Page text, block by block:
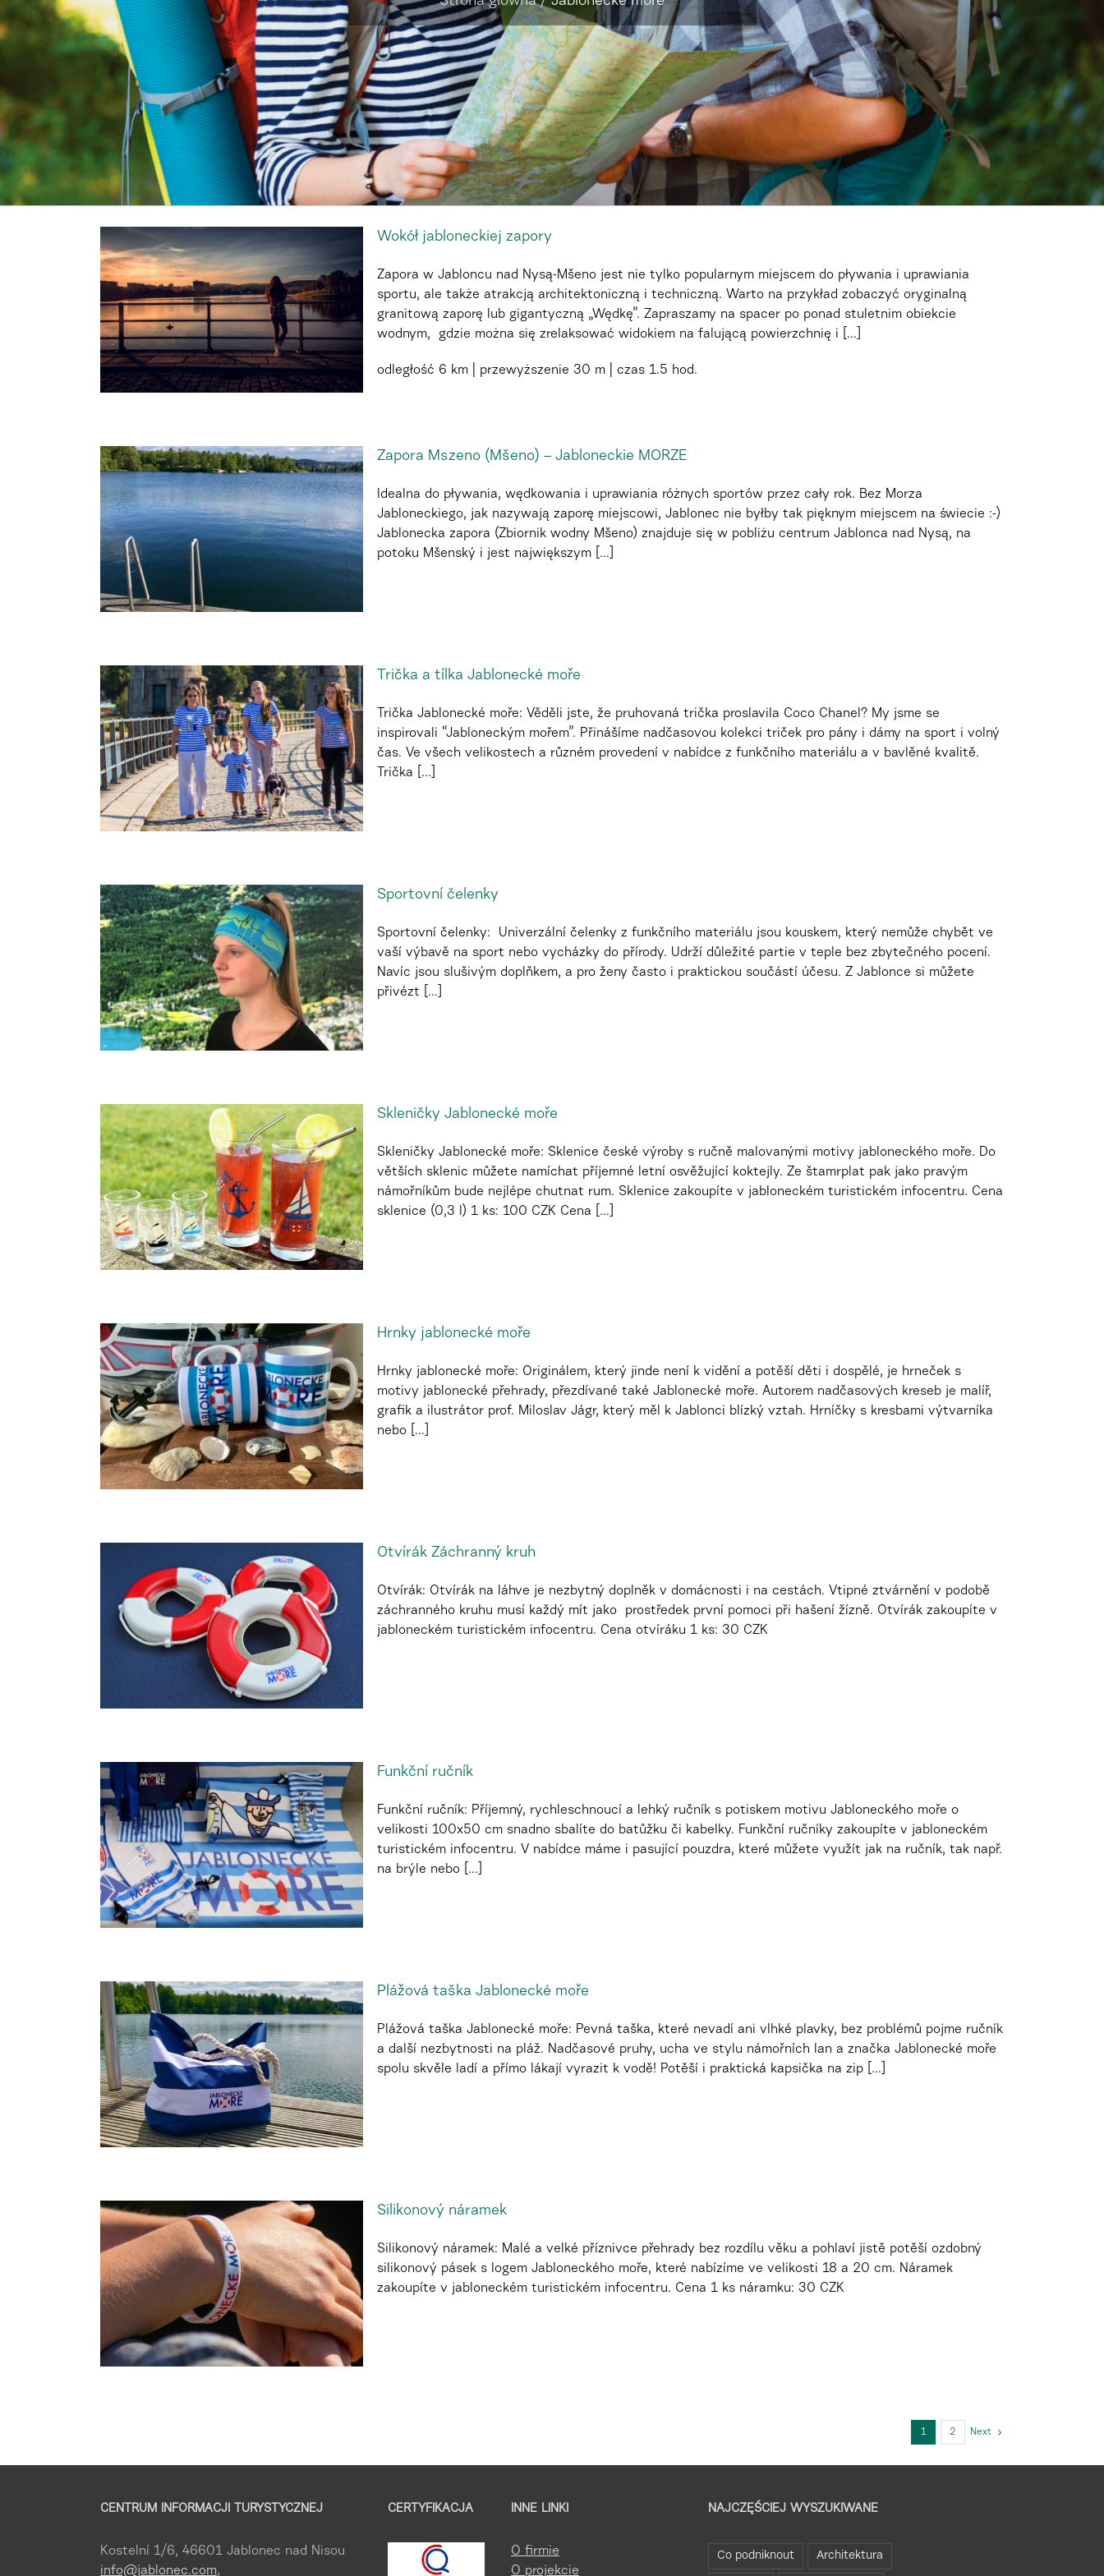
Wokół jabloneckiej zapory
Zapora w Jabloncu nad Nysą-Mšeno jest nie tylko popularnym miejscem do pływania i uprawiania
sportu, ale także atrakcją architektoniczną i techniczną. Warto na przykład zobaczyć oryginalną
granitową zaporę lub gigantyczną „Wędkę”. Zapraszamy na spacer po ponad stuletnim obiekcie
wodnym, gdzie można się zrelaksować widokiem na falującą powierzchnię i [...]
odległość 6 km przewyższenie 30 m czas 1.5 hod.
Zapora Mszeno (Mšeno) – Jabloneckie MORZE
Idealna do pływania, wędkowania i uprawiania różnych sportów przez cały rok. Bez Morza
Jabloneckiego, jak nazywają zaporę miejscowi, Jablonec nie byłby tak pięknym miejscem na świecie :-)
Jablonecka zapora (Zbiornik wodny Mšeno) znajduje się w pobliżu centrum Jablonca nad Nysą, na
potoku Mšenský i jest największym [...]
Trička a tílka Jablonecké moře
Trička Jablonecké moře: Věděli jste, že pruhovaná trička proslavila Coco Chanel? My jsme se
inspirovali “Jabloneckým mořem”. Přinášíme nadčasovou kolekci triček pro pány i dámy na sport i volný
čas. Ve všech velikostech a různém provedení v nabídce z funkčního materiálu a v bavlěné kvalitě.
Trička [...]
Sportovní čelenky
Sportovní čelenky: Univerzální čelenky z funkčního materiálu jsou kouskem, který nemůže chybět ve
vaší výbavě na sport nebo vycházky do přírody. Udrží důležité partie v teple bez zbytečného pocení.
Navíc jsou slušivým doplňkem, a pro ženy často i praktickou součástí účesu. Z Jablonce si můžete
přivézt [...]
Skleničky Jablonecké moře
Skleničky Jablonecké moře: Sklenice české výroby s ručně malovanými motivy jabloneckého moře. Do
větších sklenic můžete namíchat příjemné letní osvěžující koktejly. Ze štamrplat pak jako pravým
námořníkům bude nejlépe chutnat rum. Sklenice zakoupíte v jabloneckém turistickém infocentru. Cena
sklenice (0,3 l) 1 ks: 100 CZK Cena [...]
Hrnky jablonecké moře
Hrnky jablonecké moře: Originálem, který jinde není k vidění a potěší děti i dospělé, je hrneček s
motivy jablonecké přehrady, přezdívané také Jablonecké moře. Autorem nadčasových kreseb je malíř,
grafik a ilustrátor prof. Miloslav Jágr, který měl k Jablonci blízký vztah. Hrníčky s kresbami výtvarníka
nebo [...]
Otvírák Záchranný kruh
Otvírák: Otvírák na láhve je nezbytný doplněk v domácnosti i na cestách. Vtipné ztvárnění v podobě
záchranného kruhu musí každý mít jako prostředek první pomoci při hašení žízně. Otvírák zakoupíte v
jabloneckém turistickém infocentru. Cena otvíráku 1 ks: 30 CZK
Funkční ručník
Funkční ručník: Příjemný, rychleschnoucí a lehký ručník s potiskem motivu Jabloneckého moře o
velikosti 100x50 cm snadno sbalíte do batůžku či kabelky. Funkční ručníky zakoupíte v jabloneckém
turistickém infocentru. V nabídce máme i pasující pouzdra, které můžete využít jak na ručník, tak např.
na brýle nebo [...]
Plážová taška Jablonecké moře
Plážová taška Jablonecké moře: Pevná taška, které nevadí ani vlhké plavky, bez problémů pojme ručník
a další nezbytnosti na pláž. Nadčasové pruhy, ucha ve stylu námořních lan a značka Jablonecké moře
spolu skvěle ladí a přímo lákají vyrazit k vodě! Potěší i praktická kapsička na zip [...]
Silikonový náramek
Silikonový náramek: Malé a velké příznivce přehrady bez rozdílu věku a pohlaví jistě potěší ozdobný
silikonový pásek s logem Jabloneckého moře, které nabízíme ve velikosti 18 a 20 cm. Náramek
zakoupíte v jabloneckém turistickém infocentru. Cena 1 ks náramku: 30 CZK
1 2 Next
CENTRUM INFORMACJI TURYSTYCZNEJ
Kostelní 1/6, 46601 Jablonec nad Nisou
info@jablonec.com,
CERTYFIKACJA INNE LINKI
O firmie
O projekcie
NAJCZĘŚCIEJ WYSZUKIWANE
Co podniknout Architektura